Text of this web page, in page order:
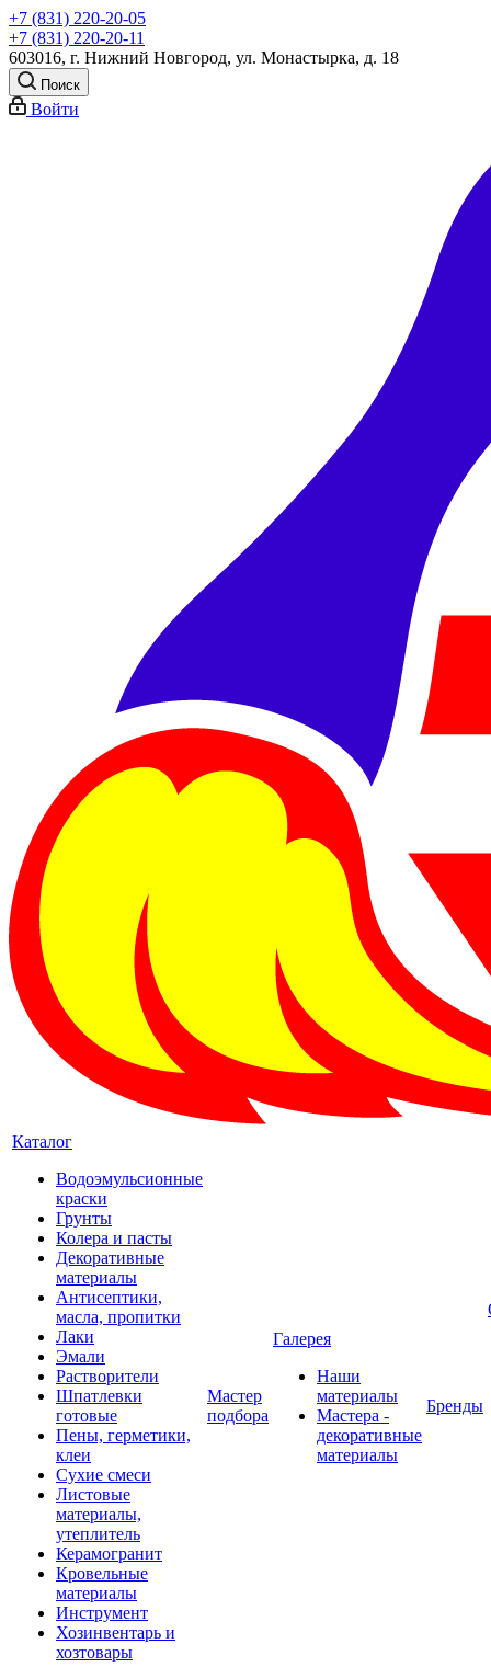
+7 (831) 220-20-05
+7 (831) 220-20-11
603016, г. Нижний Новгород, ул. Монастырка, д. 18
Поиск
Войти
Каталог
Водоэмульсионные
краски
Грунты
Колера и пасты
Декоративные
материалы
Антисептики,
масла, пропитки
Лаки
Эмали
Растворители
Шпатлевки
готовые
Пены, герметики,
клеи
Сухие смеси
Листовые
материалы,
утеплитель
Керамогранит
Кровельные
материалы
Инструмент
Хозинвентарь и
хозтовары
Мастер
подбора
Галерея
Наши
материалы
Мастера -
декоративные
материалы
Бренды